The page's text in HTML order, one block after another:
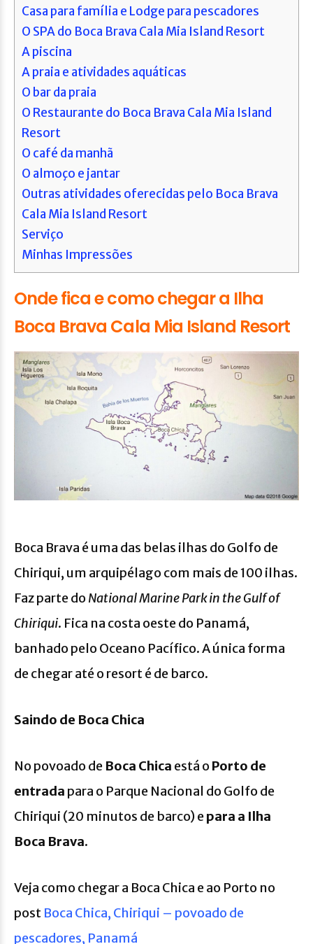
Casa para família e Lodge para pescadores
O SPA do Boca Brava Cala Mia Island Resort
A piscina
A praia e atividades aquáticas
O bar da praia
O Restaurante do Boca Brava Cala Mia Island
Resort
O café da manhã
O almoço e jantar
Outras atividades oferecidas pelo Boca Brava
Cala Mia Island Resort
Serviço
Minhas Impressões
Onde fica e como chegar a Ilha
Boca Brava Cala Mia Island Resort
Boca Brava é uma das belas ilhas do Golfo de
Chiriqui, um arquipélago com mais de 100 ilhas.
Faz parte do National Marine Park in the Gulf of
Chiriqui. Fica na costa oeste do Panamá,
banhado pelo Oceano Pacífico. A única forma
de chegar até o resort é de barco.
Saindo de Boca Chica
No povoado de Boca Chica está o Porto de
entrada para o Parque Nacional do Golfo de
Chiriqui (20 minutos de barco) epara a Ilha
Boca Brava.
Veja como chegar a Boca Chica e ao Porto no
post Boca Chica, Chiriqui – povoado de
pescadores, Panamá